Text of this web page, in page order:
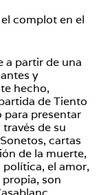
complot en el
a partir de una
y
hecho,
de Tiento
para presentar
de su
cartas
de la muerte,
el amor,
propia, son